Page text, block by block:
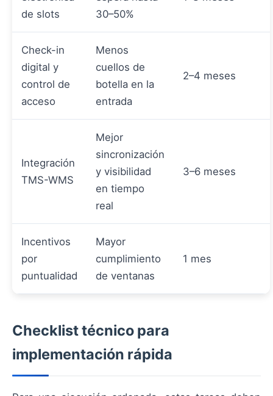
de slots
30–50%
Check-in
digital y
control de
acceso
Menos
cuellos de
botella en la
entrada
2–4 meses
Integración
TMS-WMS
Mejor
sincronización
y visibilidad
en tiempo
real
3–6 meses
Incentivos
por
puntualidad
Mayor
cumplimiento
de ventanas
1 mes
Checklist técnico para
implementación rápida